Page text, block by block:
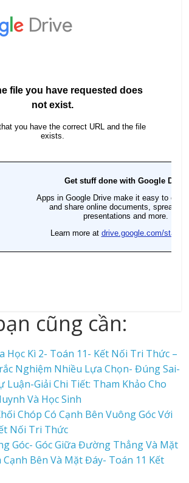
cũng cần:
Học Kì 2- Toán 11- Kết Nối Tri Thức –
Nghiệm Nhiều Lựa Chọn- Đúng Sai-
Luận-Giải Chi Tiết: Tham Khảo Cho
Và Học Sinh
Chóp Có Cạnh Bên Vuông Góc Với
Nối Tri Thức
Góc- Góc Giữa Đường Thẳng Và Mặt
Cạnh Bên Và Mặt Đáy- Toán 11 Kết